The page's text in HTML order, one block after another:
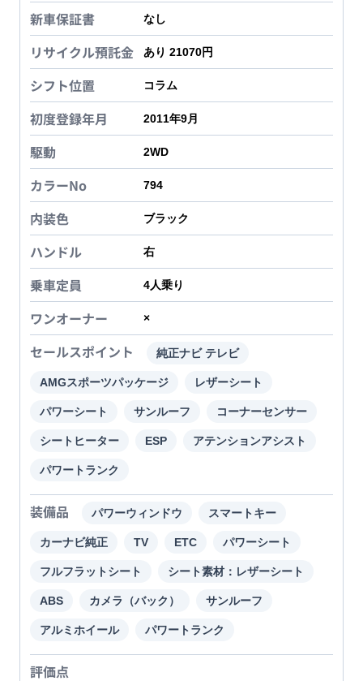
新車保証書 なし
リサイクル預託金 あり 21070円
シフト位置 コラム
初度登録年月 2011年9月
駆動 2WD
カラーNo 794
内装色 ブラック
ハンドル 右
乗車定員 4人乗り
ワンオーナー ×
セールスポイント 純正ナビ テレビ
AMGスポーツパッケージ レザーシート
パワーシート サンルーフ コーナーセンサー
シートヒーター ESP アテンションアシスト
パワートランク
装備品 パワーウィンドウ スマートキー
カーナビ純正 TV ETC パワーシート
フルフラットシート シート素材：レザーシート
ABS カメラ（バック） サンルーフ
アルミホイール パワートランク
評価点